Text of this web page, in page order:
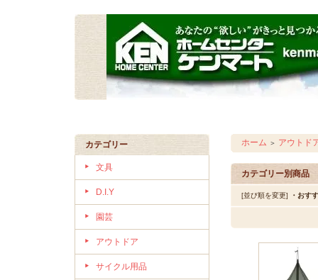
カテゴリー
文具
D.I.Y
園芸
アウトドア
サイクル用品
ホーム ＞ アウトド
カテゴリー別商品
[並び順を変更] ・おす